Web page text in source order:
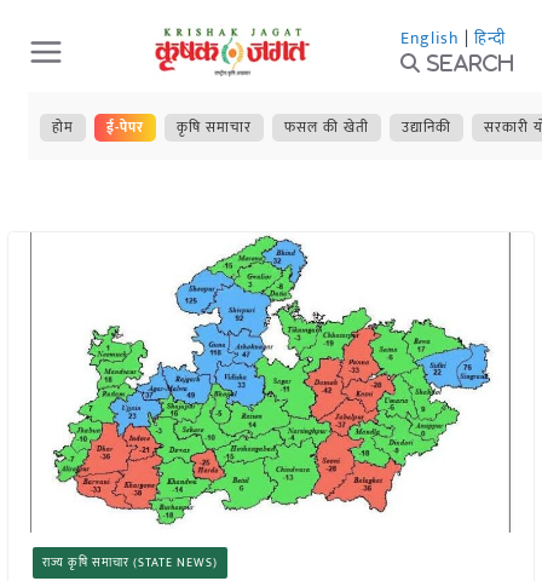
Skip
to
content
English | हिन्दी
Search
होम ई-पेपर कृषि समाचार फसल की खेती उद्यानिकी सरकारी
राज्य कृषि समाचार (STATE NEWS)